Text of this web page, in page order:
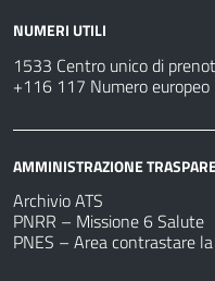
NUMERI UTILI
1533 Centro unico di
+116 117 Numero europeo
AMMINISTRAZIONE
Archivio ATS
PNRR – Missione 6 Salute
PNES – Area contrastare